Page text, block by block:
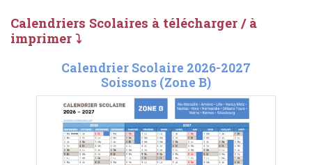
Calendriers Scolaires à télécharger / à
imprimer ⤵
Calendrier Scolaire 2026-2027
Soissons (Zone B)